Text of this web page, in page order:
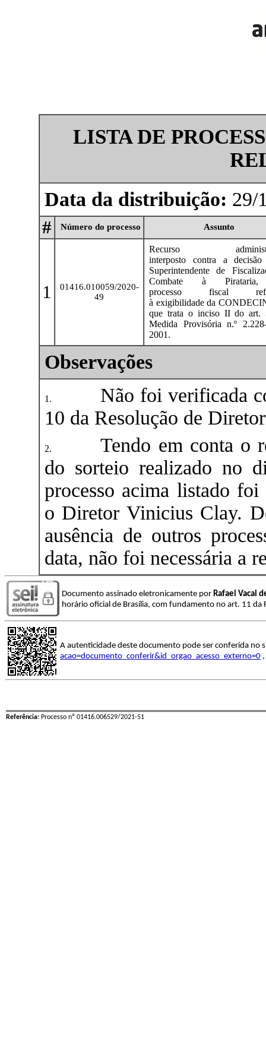
LISTA DE
Data da distribuição: 29/
# Número do processo Assunto
1
01416.010059/2020-
49
Recurso
interposto contra a decisão
Superintendente de
Combate à
processo fiscal
à exigibilidade da
que trata o inciso II do art.
Medida Provisória n.º
2001.
Observações
Não foi verificada
10 da Resolução de
Tendo em conta o
do sorteio realizado no
processo acima listado
o Diretor Vinicius Clay.
ausência de outros
data, não foi necessária a
Documento assinado eletronicamente por Rafael Vacal
horário oficial de Brasília, com fundamento no art. 11 da
A autenticidade deste documento pode ser conferida no
acao=documento_conferir&id_orgao_acesso_externo=0
Referência: Processo nº 01416.006529/2021-51